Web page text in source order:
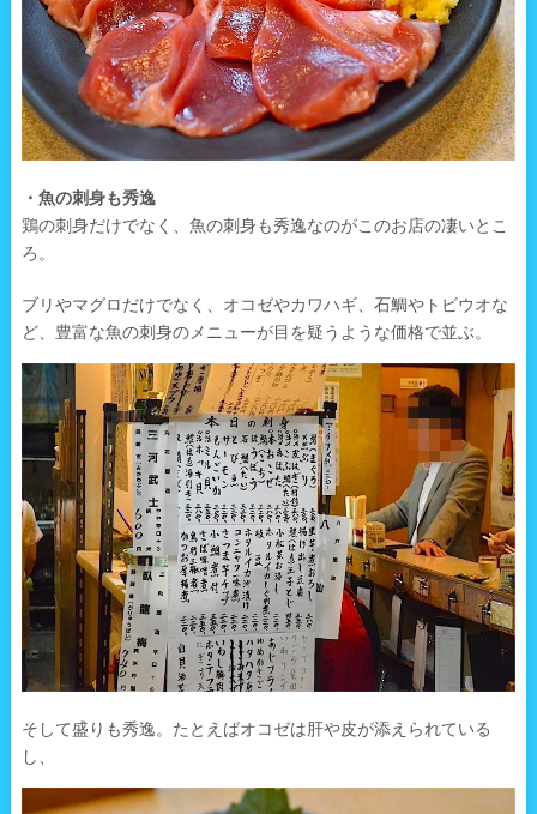
・魚の刺身も秀逸
鶏の刺身だけでなく、魚の刺身も秀逸なのがこのお店の凄いとこ
ろ。
ブリやマグロだけでなく、オコゼやカワハギ、石鯛やトビウオな
ど、豊富な魚の刺身のメニューが目を疑うような価格で並ぶ。
そして盛りも秀逸。たとえばオコゼは肝や皮が添えられている
し、